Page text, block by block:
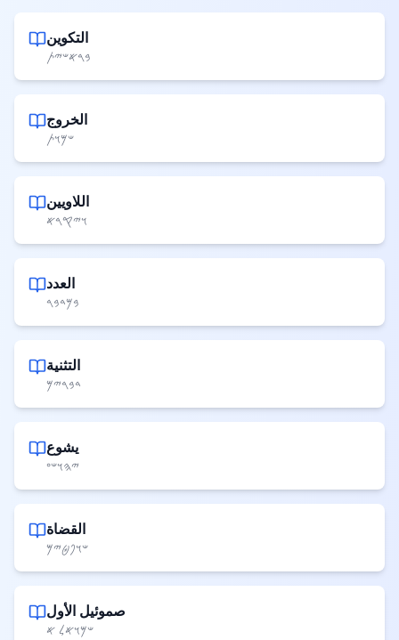
التكوين
𐤁𐤓𐤀𐤔𐤉𐤕
الخروج
𐤔𐤌𐤅𐤕
اللاويين
𐤅𐤉𐤒𐤓𐤀
العدد
𐤁𐤌𐤃𐤁𐤓
التثنية
𐤃𐤁𐤓𐤉𐤌
يشوع
𐤉𐤄𐤅𐤔𐤏
القضاة
𐤔𐤅𐤐𐤈𐤉𐤌
صموئيل الأول
𐤔𐤌𐤅𐤀𐤋 𐤀